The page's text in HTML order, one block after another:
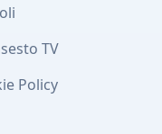
TV
Policy